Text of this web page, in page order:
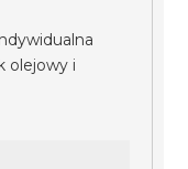
olejowy i